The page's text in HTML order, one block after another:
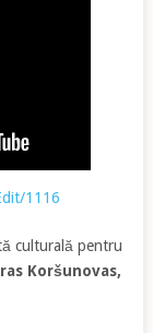
1116
culturală pentru
Koršunovas,